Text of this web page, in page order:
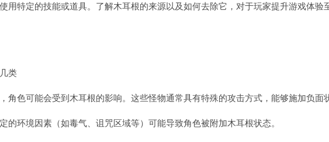
用特定的技能或道具。了解木耳根的来源以及如何去除它，对于玩家提升游戏体验
类
角色可能会受到木耳根的影响。这些怪物通常具有特殊的攻击方式，能够施加负面
的环境因素（如毒气、诅咒区域等）可能导致角色被附加木耳根状态。